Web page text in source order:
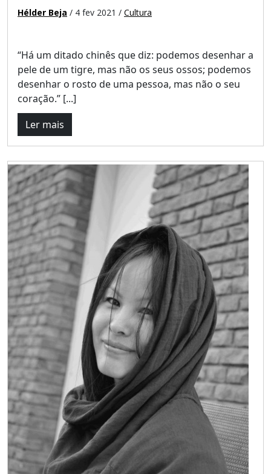
Hélder Beja / 4 fev 2021 / Cultura
“Há um ditado chinês que diz: podemos desenhar a
pele de um tigre, mas não os seus ossos; podemos
desenhar o rosto de uma pessoa, mas não o seu
coração.” [...]
Ler mais